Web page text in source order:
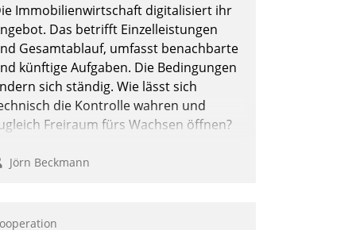
Immobilienwirtschaft digitalisiert ihr
Das betrifft Einzelleistungen
Gesamtablauf, umfasst benachbarte
künftige Aufgaben. Die Bedingungen
sich ständig. Wie lässt sich
die Kontrolle wahren und
Freiraum fürs Wachsen öffnen?
Jörn Beckmann